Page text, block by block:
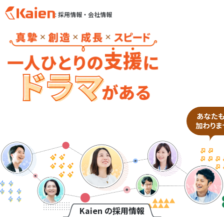
e
n
: 採用情報・会社情報
Kaien の採用情報